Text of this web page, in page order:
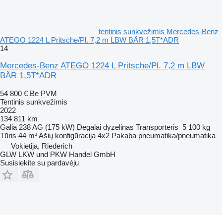
tentinis sunkvežimis Mercedes-Benz
ATEGO 1224 L Pritsche/Pl. 7,2 m LBW BÄR 1,5T*ADR
14
Mercedes-Benz ATEGO 1224 L Pritsche/Pl. 7,2 m LBW
BÄR 1,5T*ADR
54 800 € Be PVM
Tentinis sunkvežimis
2022
134 811 km
Galia 238 AG (175 kW) Degalai dyzelinas Transporteris 5 100 kg
Tūris 44 m³Ašių konfigūracija 4x2 Pakaba pneumatika/pneumatika
Vokietija, Riederich
GLW LKW und PKW Handel GmbH
Susisiekite su pardavėju